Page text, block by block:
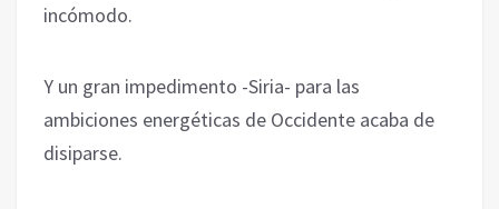
incómodo.
Y un gran impedimento -Siria- para las
ambiciones energéticas de Occidente acaba de
disiparse.